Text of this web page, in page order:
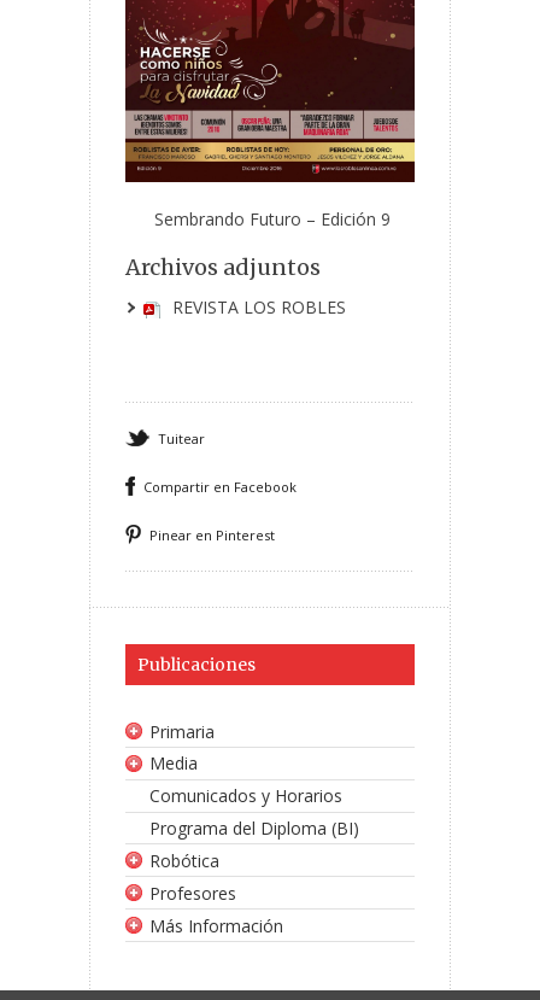
Sembrando Futuro – Edición 9
Archivos adjuntos
REVISTA LOS ROBLES
Tuitear
Compartir en Facebook
Pinear en Pinterest
Publicaciones
Primaria
Media
Comunicados y Horarios
Programa del Diploma (BI)
Robótica
Profesores
Más Información